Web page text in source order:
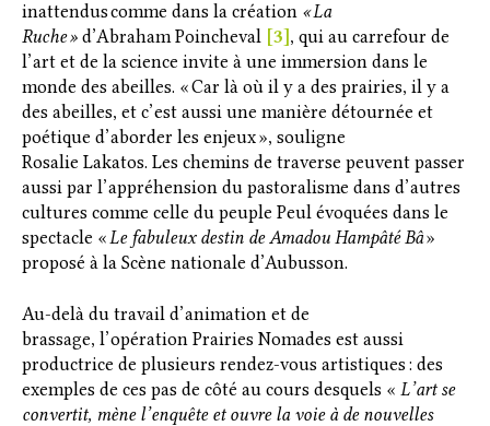
inattendus comme dans la création « La
Ruche » d’Abraham Poincheval [3] , qui au carrefour de
l’art et de la science invite à une immersion dans le
monde des abeilles. « Car là où il y a des prairies, il y a
des abeilles, et c’est aussi une manière détournée et
poétique d’aborder les enjeux », souligne
Rosalie Lakatos. Les chemins de traverse peuvent passer
aussi par l’appréhension du pastoralisme dans d’autres
cultures comme celle du peuple Peul évoquées dans le
spectacle «Le fabuleux destin de Amadou Hampâté Bâ»
proposé à la Scène nationale d’Aubusson.
Au-delà du travail d’animation et de
brassage, l’opération Prairies Nomades est aussi
productrice de plusieurs rendez-vous artistiques : des
exemples de ces pas de côté au cours desquels « L’art se
convertit, mène l’enquête et ouvre la voie à de nouvelles